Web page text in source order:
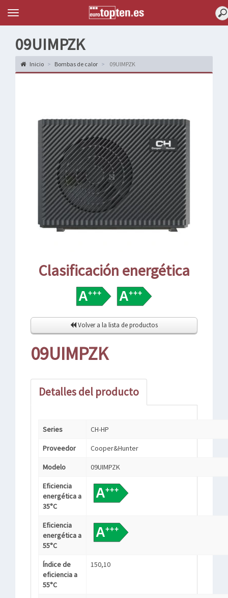
Topten
Menu
09UIMPZK
Inicio Bombas de calor 09UIMPZK
Clasificación energética
Volver a la lista de productos
09UIMPZK
Detalles del producto
Series CH-HP
Proveedor Cooper&Hunter
Modelo 09UIMPZK
Eficiencia
energética a
35°C
Eficiencia
energética a
55°C
Índice de
eficiencia a
55°C
150,10